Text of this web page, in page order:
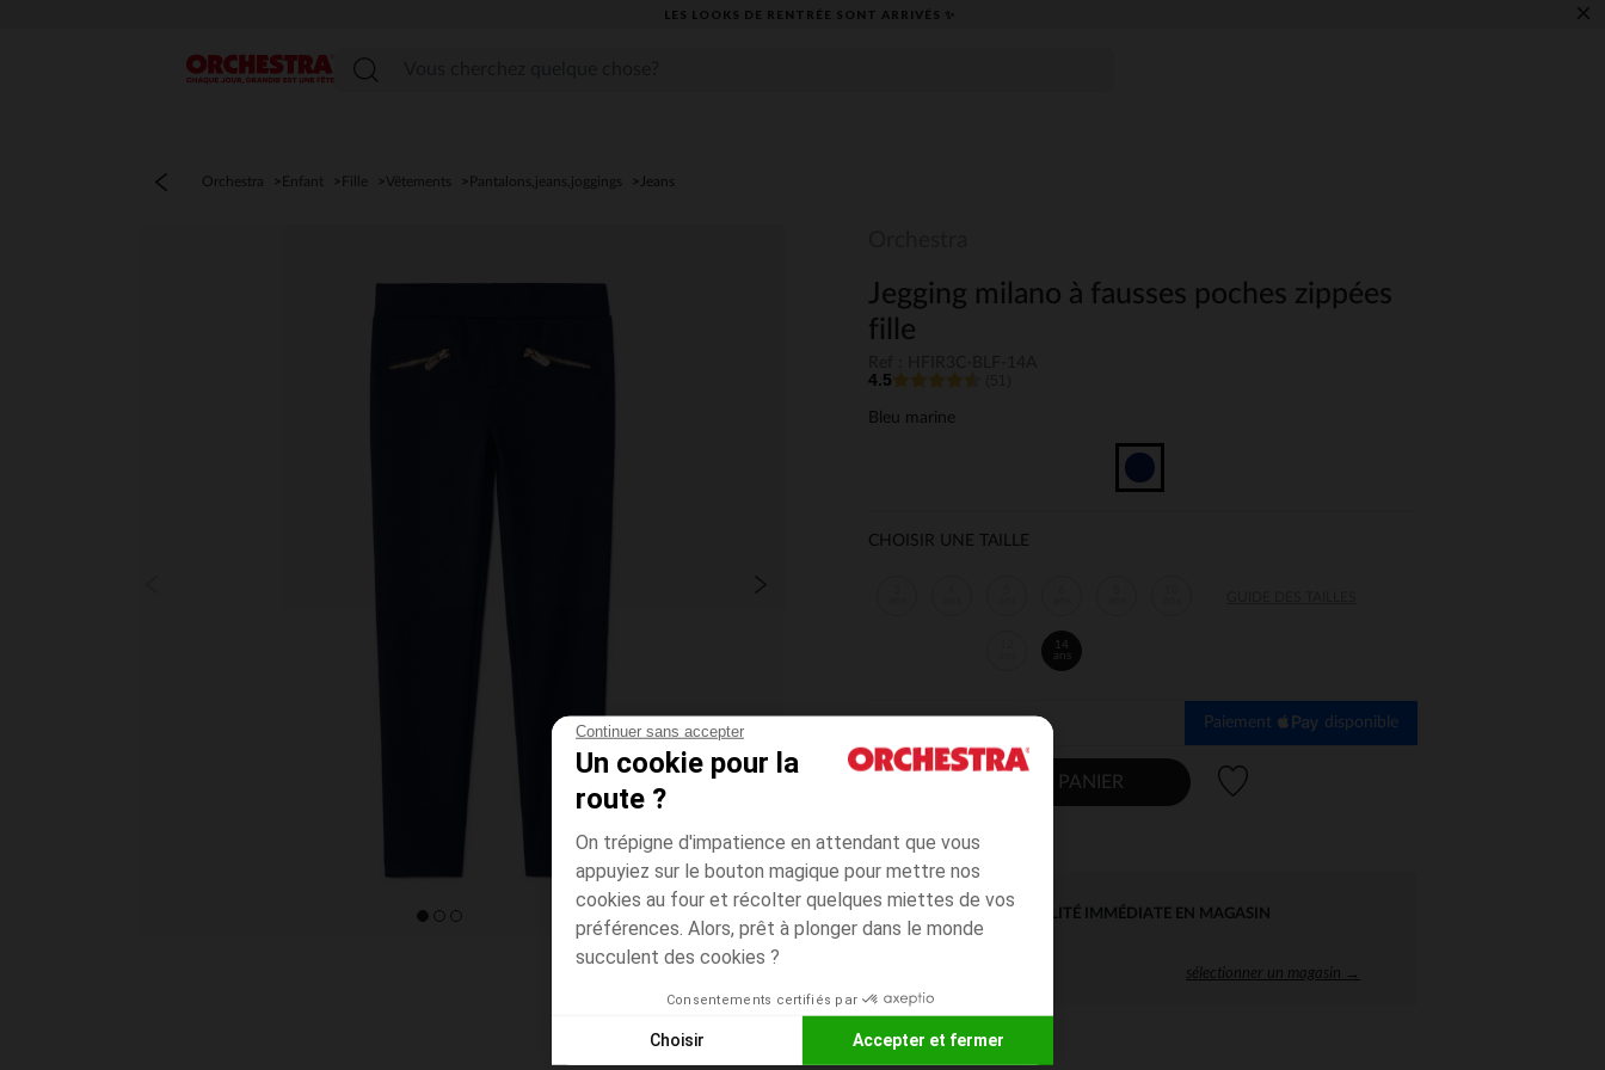
Continuer sans accepter
Un cookie pour la
route ?
On trépigne d'impatience en attendant que vous
appuyiez sur le bouton magique pour mettre nos
cookies au four et récolter quelques miettes de vos
préférences. Alors, prêt à plonger dans le monde
succulent des cookies ?
Consentements certifiés par
Choisir Accepter et fermer
LES LOOKS DE RENTRÉE SONT ARRIVÉS ✨ ×
Menu
Orchestra Enfant Fille Vêtements Pantalons,jeans,joggings Jeans
Jegging milano à fausses poches zippées
fille
4.5
Bleu marine
CHOISIR UNE TAILLE
14
ans
Paiement disponible
AJOUTER AU PANIER
DISPONIBILITÉ IMMÉDIATE EN MAGASIN
sélectionner un magasin →